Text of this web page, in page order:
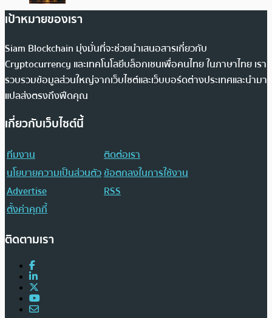
เป้าหมายของเรา
Siam Blockchain มุ่งมั่นที่จะช่วยนำเสนอสารเกี่ยวกับ
Cryptocurrency และเทคโนโลยีบล็อกเชนเพื่อคนไทย ในภาษาไทย เรา
รวบรวมข้อมูลส่วนใหญ่จากเว็บไซต์และเว็บบอร์ดต่างประเทศและนำมา
แปลส่งตรงถึงฟีดคุณ
เกี่ยวกับเว็บไซต์นี้
ทีมงาน
ติดต่อเรา
นโยบายความเป็นส่วนตัวข้อตกลงในการใช้งาน
Advertise
RSS
ตั้งค่าคุกกี้
ติดตามเรา